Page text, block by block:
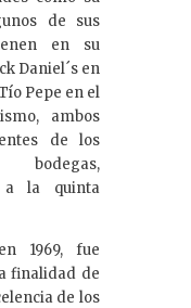
de sus
en su
Daniel´s en
Pepe en el
ambos
de los
a la quinta
1969, fue
finalidad de
de los